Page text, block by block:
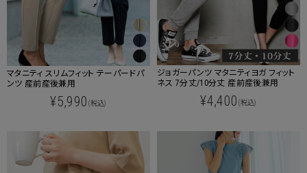
マタニティ スリムフィット テーパードパ
ンツ 産前産後兼用
¥5,990 (税込)
ジョガーパンツ マタニティヨガ フィット
ネス 7分丈/10分丈 産前産後兼用
¥4,400 (税込)